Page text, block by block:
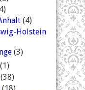
(4)
Holstein
(3)
(1)
(38)